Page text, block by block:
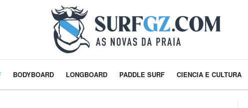
BODYBOARD LONGBOARD PADDLE SURF CIENCIA E CULTURA